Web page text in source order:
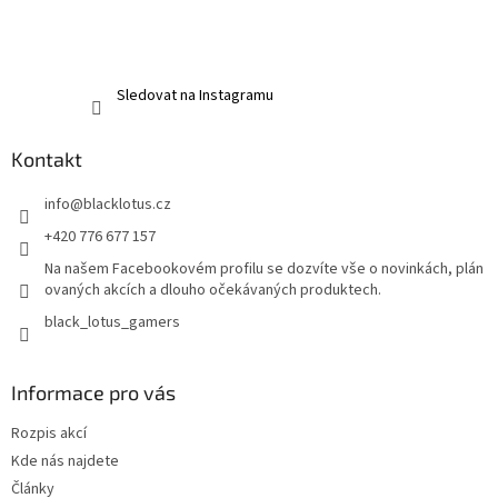
Sledovat na Instagramu
Kontakt
info@blacklotus.cz
+420 776 677 157
Na našem Facebookovém profilu se dozvíte vše o novinkách, plán
ovaných akcích a dlouho očekávaných produktech.
black_lotus_gamers
Informace pro vás
Rozpis akcí
Kde nás najdete
Články